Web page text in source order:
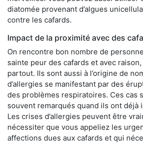
diatomée provenant d’algues
contre les cafards.
Impact de la proximité avec des
On rencontre bon nombre de
sainte peur des cafards et avec
partout. Ils sont aussi à l’origine de
d’allergies se manifestant par des
des problèmes respiratoires. Ces cas
souvent remarqués quand ils ont déjà
Les crises d’allergies peuvent être
nécessiter que vous appeliez les
affections dues aux cafards et qui